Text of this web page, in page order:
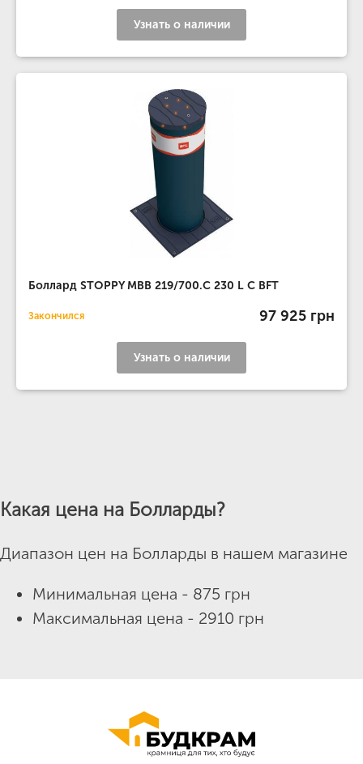
Узнать о наличии
Боллард STOPPY MBB 219/700.C 230 L C BFT
Закончился 97 925 грн
Узнать о наличии
Какая цена на Болларды?
Диапазон цен на Болларды в нашем магазине
Минимальная цена - 875 грн
Максимальная цена - 2910 грн